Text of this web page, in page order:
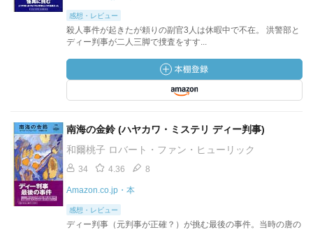
感想・レビュー
殺人事件が起きたが頼りの副官3人は休暇中で不在。 洪警部と
ディー判事が二人三脚で捜査をすす...
南海の金鈴 (ハヤカワ・ミステリ ディー判事)
和爾桃子 ロバート・ファン・ヒューリック
34 4.36 8
Amazon.co.jp・本
感想・レビュー
ディー判事（元判事が正確？）が挑む最後の事件。当時の唐の